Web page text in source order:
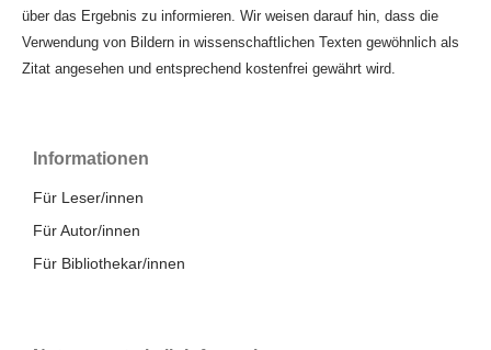
über das Ergebnis zu informieren. Wir weisen darauf hin, dass die
Verwendung von Bildern in wissenschaftlichen Texten gewöhnlich als
Zitat angesehen und entsprechend kostenfrei gewährt wird.
Informationen
Für Leser/innen
Für Autor/innen
Für Bibliothekar/innen